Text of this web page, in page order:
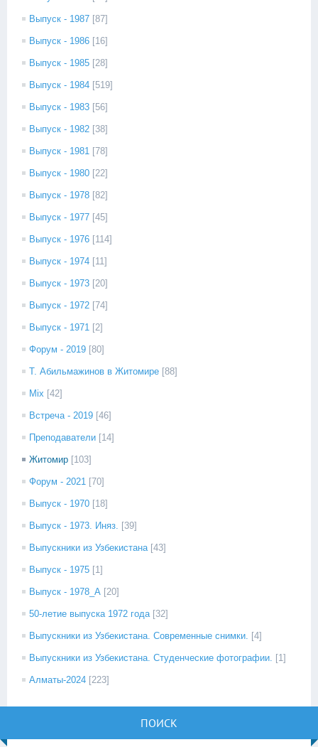
Выпуск - 1987 [87]
Выпуск - 1986 [16]
Выпуск - 1985 [28]
Выпуск - 1984 [519]
Выпуск - 1983 [56]
Выпуск - 1982 [38]
Выпуск - 1981 [78]
Выпуск - 1980 [22]
Выпуск - 1978 [82]
Выпуск - 1977 [45]
Выпуск - 1976 [114]
Выпуск - 1974 [11]
Выпуск - 1973 [20]
Выпуск - 1972 [74]
Выпуск - 1971 [2]
Форум - 2019 [80]
Т. Абильмажинов в Житомире [88]
Mix [42]
Встреча - 2019 [46]
Преподаватели [14]
Житомир [103]
Форум - 2021 [70]
Выпуск - 1970 [18]
Выпуск - 1973. Иняз. [39]
Выпускники из Узбекистана [43]
Выпуск - 1975 [1]
Выпуск - 1978_А [20]
50-летие выпуска 1972 года [32]
Выпускники из Узбекистана. Современные снимки. [4]
Выпускники из Узбекистана. Студенческие фотографии. [1]
Алматы-2024 [223]
ПОИСК